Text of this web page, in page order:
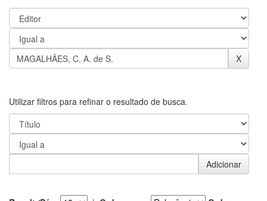
Utilizar filtros para refinar o resultado de busca.